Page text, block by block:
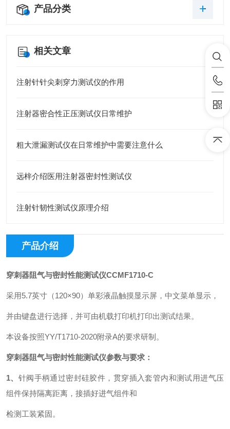
产品分类
相关文章
注射针针尖刺穿力测试仪的作用
注射器密合性正压测试仪日常维护
粗大泄漏测试仪在日常维护中需要注意什么
远梓介绍医用注射器密封性测试仪
注射针韧性测试仪原理介绍
产品介绍
穿刺器阻气与密封性能测试仪CCMF1710-C
采用5.7英寸（120×90）单彩液晶触摸显示屏，中文菜单显示，
并由键盘进行选择，并可由机载打印机打印出测试结果。
本设备按照YY/T1710-2020附录A的要求研制。
穿刺器阻气与密封性能测试仪参数与要求：
1、 针阀手柄通过密封硅胶件，贯穿插入套管内和测试用进气压
组件保持隔离距离，接插好进气组件和
检测工装紧固。